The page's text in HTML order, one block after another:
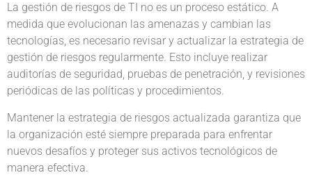
La gestión de riesgos de TI no es un proceso estático. A
medida que evolucionan las amenazas y cambian las
tecnologías, es necesario revisar y actualizar la estrategia de
gestión de riesgos regularmente. Esto incluye realizar
auditorías de seguridad, pruebas de penetración, y revisiones
periódicas de las políticas y procedimientos.
Mantener la estrategia de riesgos actualizada garantiza que
la organización esté siempre preparada para enfrentar
nuevos desafíos y proteger sus activos tecnológicos de
manera efectiva.